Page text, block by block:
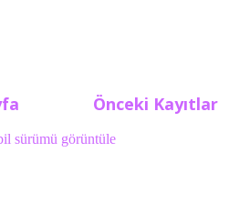
Önceki Kayıtlar
sürümü görüntüle